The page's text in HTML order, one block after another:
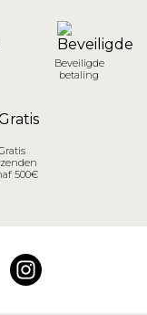
Beveiligde
betaling
500€